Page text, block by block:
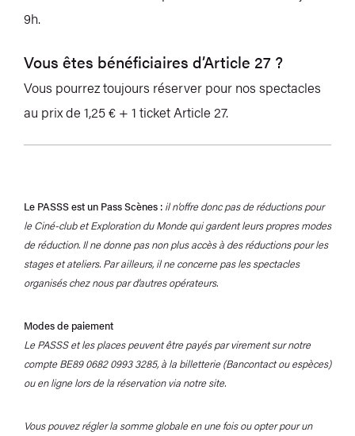
9h.
Vous êtes bénéficiaires d’Article 27 ?
Vous pourrez toujours réserver pour nos spectacles
au prix de 1,25 € + 1 ticket Article 27.
Le PASSS est un Pass Scènes : il n’offre donc pas de réductions pour
le Ciné-club et Exploration du Monde qui gardent leurs propres modes
de réduction. Il ne donne pas non plus accès à des réductions pour les
stages et ateliers. Par ailleurs, il ne concerne pas les spectacles
organisés chez nous par d’autres opérateurs.
Modes de paiement
Le PASSS et les places peuvent être payés par virement sur notre
compte BE89 0682 0993 3285, à la billetterie (Bancontact ou espèces)
ou en ligne lors de la réservation via notre site.
Vous pouvez régler la somme globale en une fois ou opter pour un